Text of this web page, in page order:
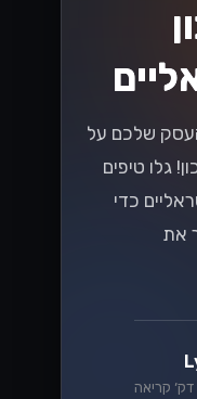
שלכם על
גלו טיפים
כדי
את